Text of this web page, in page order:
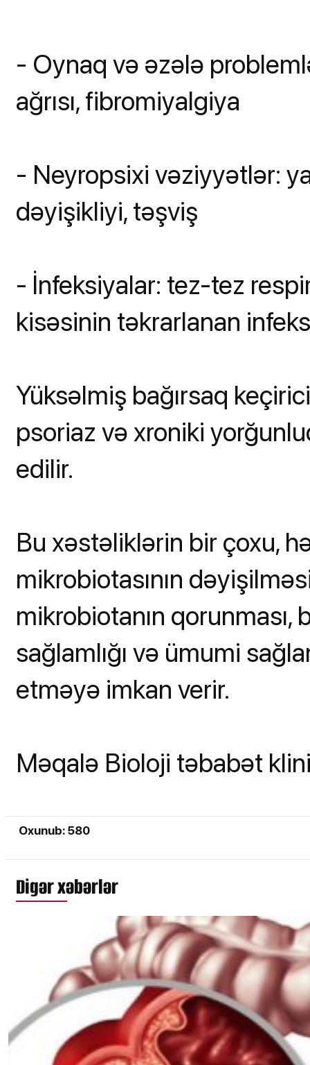
- Oynaq və əzələ
ağrısı, fibromiyalgiya
- Neyropsixi vəziyyətlər:
dəyişikliyi, təşviş
- İnfeksiyalar: tez-tez
kisəsinin təkrarlanan
Yüksəlmiş bağırsaq
psoriaz və xroniki
edilir.
Bu xəstəliklərin bir çoxu,
mikrobiotasının
mikrobiotanın qorunması,
sağlamlığı və ümumi
etməyə imkan verir.
Məqalə Bioloji təbabət
Oxunub: 580
Digər xəbərlər